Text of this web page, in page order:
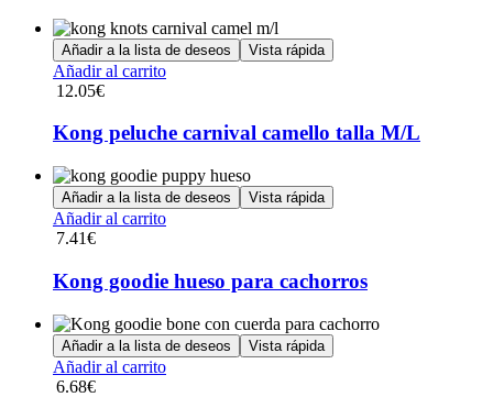
Añadir a la lista de deseos Vista rápida
Añadir al carrito
12.05€
Kong peluche carnival camello talla M/L
Añadir a la lista de deseos Vista rápida
Añadir al carrito
7.41€
Kong goodie hueso para cachorros
Añadir a la lista de deseos Vista rápida
Añadir al carrito
6.68€